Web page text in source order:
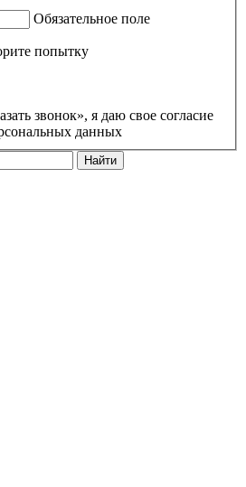
Обязательное поле
попытку
звонок», я даю свое согласие
данных
Найти